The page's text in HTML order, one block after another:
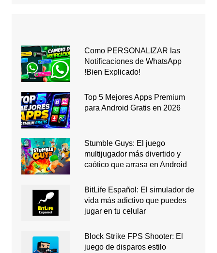
Como PERSONALIZAR las
Notificaciones de WhatsApp
!Bien Explicado!
Top 5 Mejores Apps Premium
para Android Gratis en 2026
Stumble Guys: El juego
multijugador más divertido y
caótico que arrasa en Android
BitLife Español: El simulador de
vida más adictivo que puedes
jugar en tu celular
Block Strike FPS Shooter: El
juego de disparos estilo